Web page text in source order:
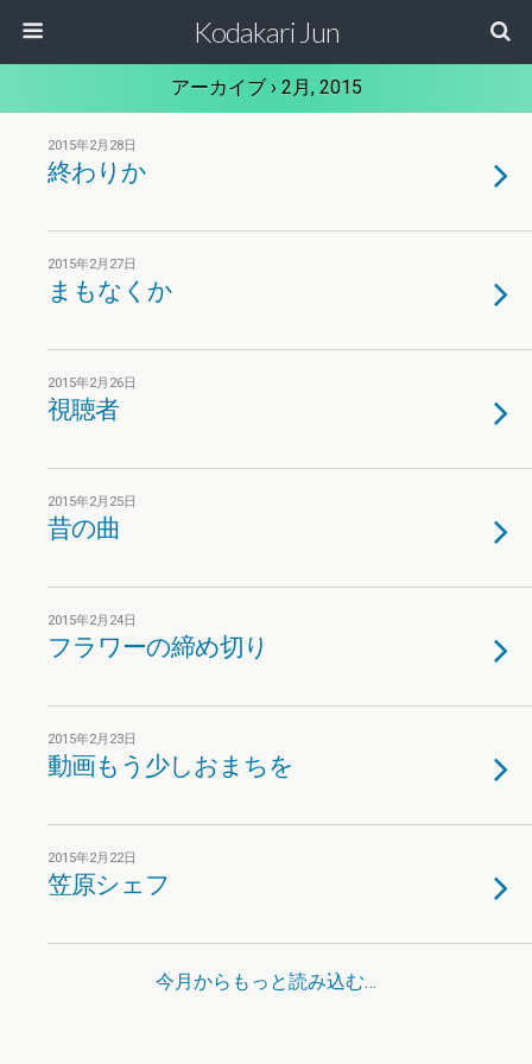
Kodakari Jun
アーカイブ › 2月, 2015
2015年2月28日
終わりか
2015年2月27日
まもなくか
2015年2月26日
視聴者
2015年2月25日
昔の曲
2015年2月24日
フラワーの締め切り
2015年2月23日
動画もう少しおまちを
2015年2月22日
笠原シェフ
今月からもっと読み込む…